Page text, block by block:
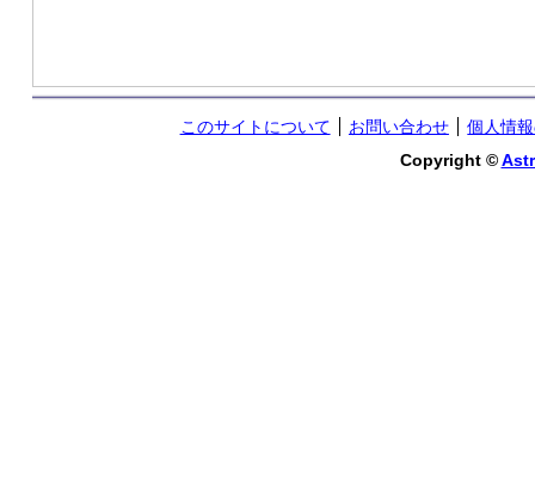
このサイトについて お問い合わせ
個人情
Copyright ©